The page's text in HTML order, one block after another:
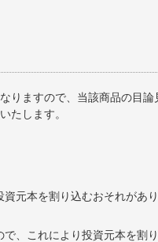
りますので、当該商品の目
たします。
元本を割り込むおそれがあり
、これにより投資元本を割